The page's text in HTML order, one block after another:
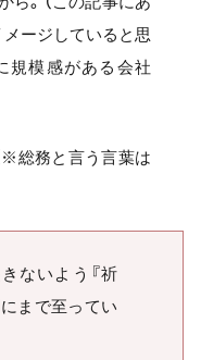
メージしていると思
規模感がある会社
※総務と言う言葉は
ないよう『祈
にまで至ってい